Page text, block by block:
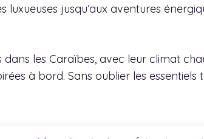
jusqu’aux aventures
les Caraïbes, avec leur climat
à bord. Sans oublier les essentiels